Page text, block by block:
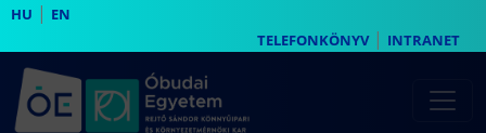
HU | EN
TELEFONKÖNYV| INTRANET